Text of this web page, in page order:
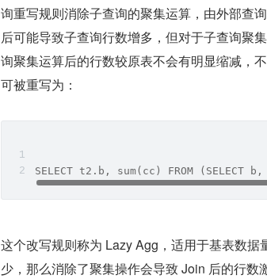
询重写规则消除子查询的聚集运算，由外部查
后可能导致子查询行数增多，但对于子查询聚
询聚集运算后的行数较原表不会有明显缩减，
可被重写为：
SELECT t2.b, sum(cc) FROM (SELECT
这个改写规则称为 Lazy Agg，适用于基表数
少，那么消除了聚集操作会导致 Join 后的行